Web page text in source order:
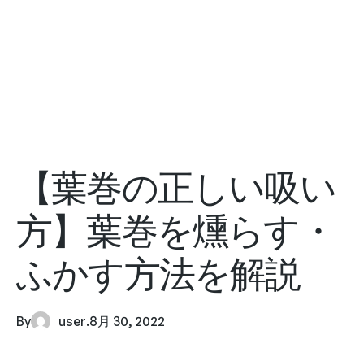
【葉巻の正しい吸い
方】葉巻を燻らす・
ふかす方法を解説
By user.8月 30, 2022